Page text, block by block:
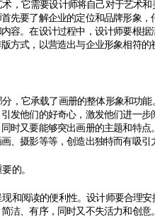
，它需要设计师将自己对于艺术和
先要了解企业的定位和品牌形象，
容。在设计过程中，设计师要根据
方式，以营造出与企业形象相符的
，它承载了画册的整体形象和功能
发他们的好奇心，激发他们进一步
时又要能够突出画册的主题和特点
、摄影等等，创造出独特而有吸引
的。
和阅读的便利性。设计师要合理安
洁、有序，同时又不失活力和创意